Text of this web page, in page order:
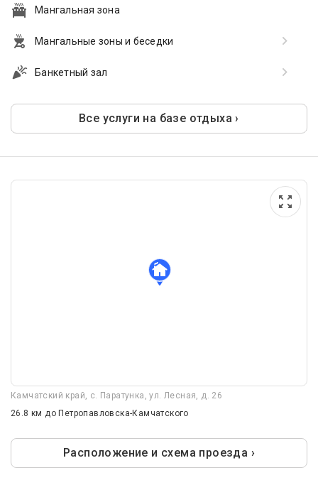
Мангальная зона
Мангальные зоны и беседки
Банкетный зал
Все услуги на базе отдыха ›
Камчатский край, с. Паратунка, ул. Лесная, д. 26
26.8 кмдо Петропавловска-Камчатского
Расположение и схема проезда ›